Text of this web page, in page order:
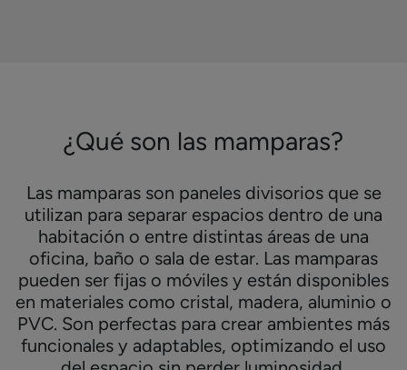
¿Qué son las mamparas?
Las mamparas son paneles divisorios que se
utilizan para separar espacios dentro de una
habitación o entre distintas áreas de una
oficina, baño o sala de estar. Las mamparas
pueden ser fijas o móviles y están disponibles
en materiales como cristal, madera, aluminio o
PVC. Son perfectas para crear ambientes más
funcionales y adaptables, optimizando el uso